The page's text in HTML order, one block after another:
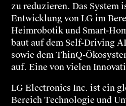
zu reduzieren. Das System
Entwicklung von LG im
Heimrobotik und Smart-
baut auf dem Self-Driving
sowie dem ThinQ-
auf. Eine von vielen
LG Electronics Inc. ist ein
Bereich Technologie und